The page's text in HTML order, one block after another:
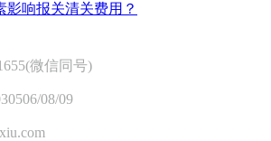
影响报关清关费用？
微信同号)
08/09